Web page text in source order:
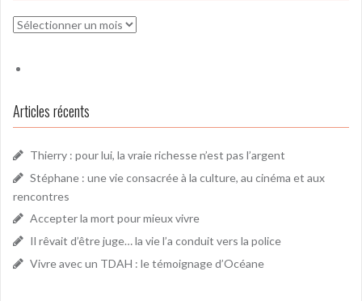
Archives
Articles récents
Thierry : pour lui, la vraie richesse n’est pas l’argent
Stéphane : une vie consacrée à la culture, au cinéma et aux
rencontres
Accepter la mort pour mieux vivre
Il rêvait d’être juge… la vie l’a conduit vers la police
Vivre avec un TDAH : le témoignage d’Océane